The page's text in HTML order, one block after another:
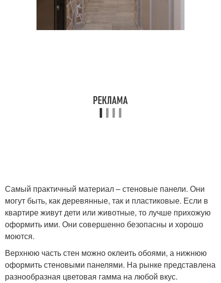
Самый практичный материал – стеновые панели. Они
могут быть, как деревянные, так и пластиковые. Если в
квартире живут дети или животные, то лучше прихожую
оформить ими. Они совершенно безопасны и хорошо
моются.
Верхнюю часть стен можно оклеить обоями, а нижнюю
оформить стеновыми панелями. На рынке представлена
разнообразная цветовая гамма на любой вкус.